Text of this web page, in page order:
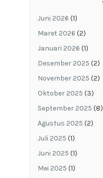
Juni 2026 (1)
Maret 2026 (2)
Januari 2026 (1)
Desember 2025 (2)
November 2025 (2)
Oktober 2025 (3)
September 2025 (8)
Agustus 2025 (2)
Juli 2025 (1)
Juni 2025 (1)
Mei 2025 (1)